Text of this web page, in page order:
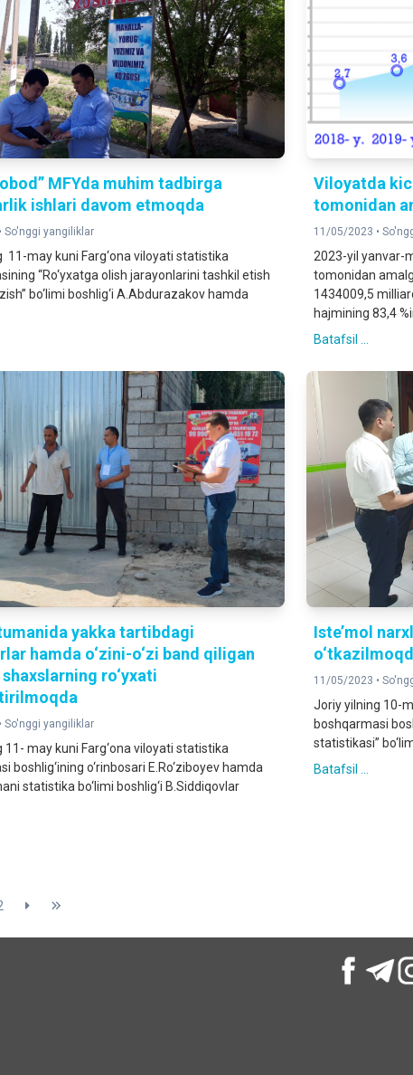
MFYda muhim tadbirga
ishlari davom etmoqda
So'nggi yangiliklar
11-may kuni Farg‘ona viloyati statistika
“Ro‘yxatga olish jarayonlarini tashkil etish
bo‘limi boshlig‘i A.Abdurazakov hamda
Viloyatda
tomonidan
11/05/2023 •
2023-yil yanvar-
tomonidan
1434009,5
hajmining 83,4
Batafsil ...
yakka tartibdagi
hamda o‘zini-o‘zi band qiligan
ro‘yxati
So'nggi yangiliklar
11- may kuni Farg‘ona viloyati statistika
boshlig‘ining o‘rinbosari E.Ro‘ziboyev hamda
statistika bo‘limi boshlig‘i B.Siddiqovlar
Iste’mol
11/05/2023 •
Joriy yilning 10-
boshqarmasi
statistikasi”
Batafsil ...